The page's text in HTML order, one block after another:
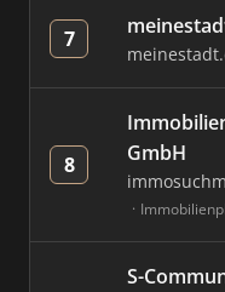
7
8
GmbH
S-